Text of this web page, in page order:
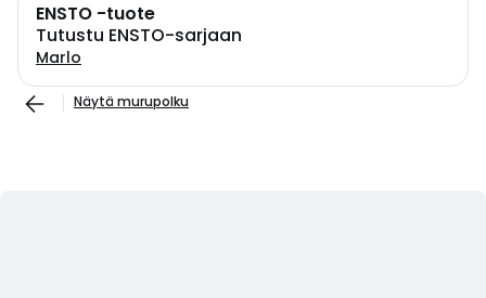
ENSTO -tuote
Tutustu ENSTO-sarjaan
Marlo
Näytä murupolku